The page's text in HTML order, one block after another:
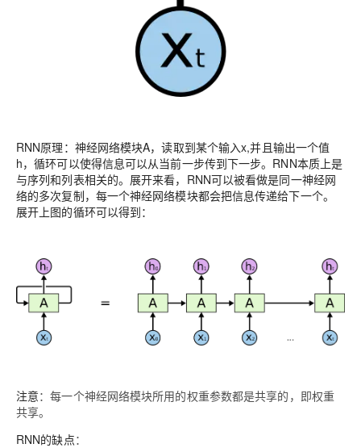
RNN原理 ：神经网络模块A，读取到某个输入x,并且输出一个值
h，循环可以使得信息可以从当前一步传到下一步。RNN本质上是
与序列和列表相关的。展开来看，RNN可以被看做是同一神经网
络的多次复制，每一个神经网络模块都会把信息传递给下一个。
展开上图的循环可以得到：
注意：每一个神经网络模块所用的权重参数都是共享的，即权重
共享。
RNN的缺点：